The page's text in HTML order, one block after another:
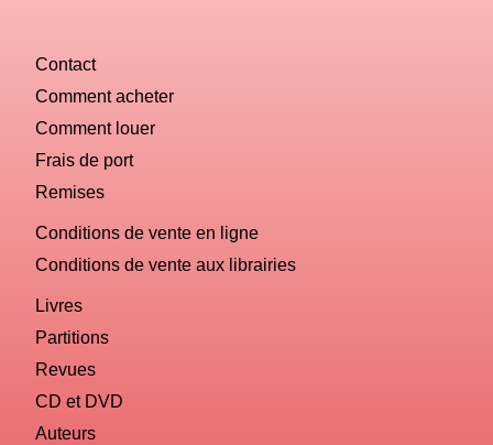
Contact
Comment acheter
Comment louer
Frais de port
Remises
Conditions de vente en ligne
Conditions de vente aux librairies
Livres
Partitions
Revues
CD et DVD
Auteurs